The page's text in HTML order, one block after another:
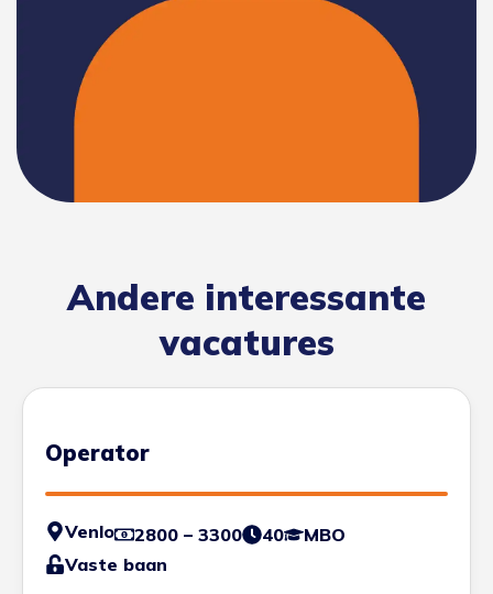
Andere interessante
vacatures
Operator
Venlo 2800 – 3300 40
MBO
Vaste baan